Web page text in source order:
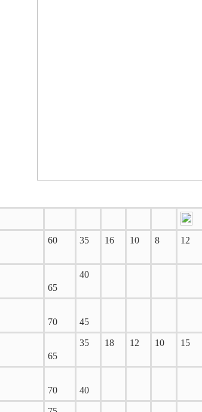
60 35 16 10 8 12
65
40
70 45
65
35 18 12 10
15
70 40